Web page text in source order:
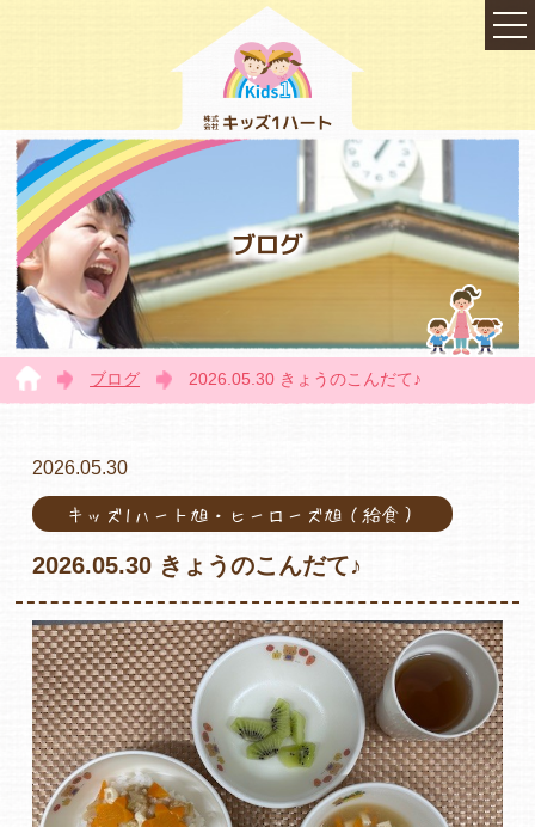
会社概要
各保育園のご紹介
入園・見学の問い合わせ
ブログ
ブログ 2026.05.30 きょうのこんだて♪
2026.05.30
キッズ1ハート旭・ヒーローズ旭（給食）
2026.05.30 きょうのこんだて♪